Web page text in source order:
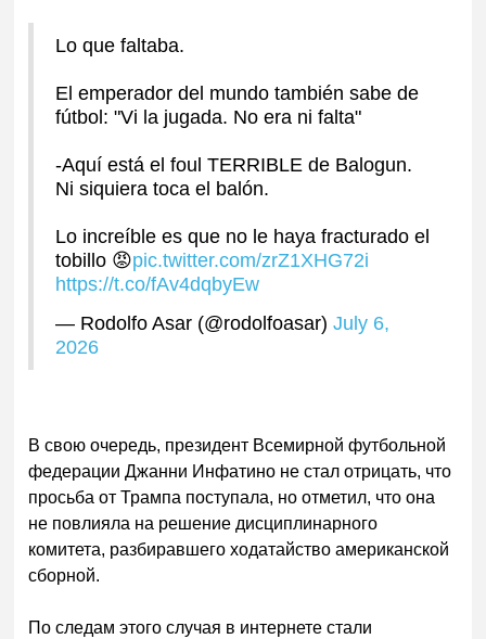
Lo que faltaba.
El emperador del mundo también sabe de
fútbol: "Vi la jugada. No era ni falta"
-Aquí está el foul TERRIBLE de Balogun.
Ni siquiera toca el balón.
Lo increíble es que no le haya fracturado el
tobillo 😡pic.twitter.com/zrZ1XHG72i
https://t.co/fAv4dqbyEw
— Rodolfo Asar (@rodolfoasar)July 6,
2026
В свою очередь, президент Всемирной футбольной
федерации Джанни Инфатино не стал отрицать, что
просьба от Трампа поступала, но отметил, что она
не повлияла на решение дисциплинарного
комитета, разбиравшего ходатайство американской
сборной.
По следам этого случая в интернете стали